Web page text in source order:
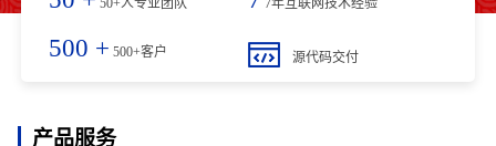
50+人专业团队 7年互联网技术经验
500 + 500+客户 源代码交付
产品服务